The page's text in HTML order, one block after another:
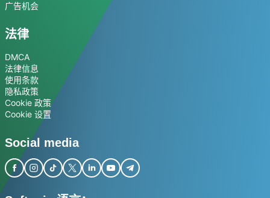
广告机会
法律
DMCA
法律信息
使用条款
隐私政策
Cookie 政策
Cookie 设置
Social media